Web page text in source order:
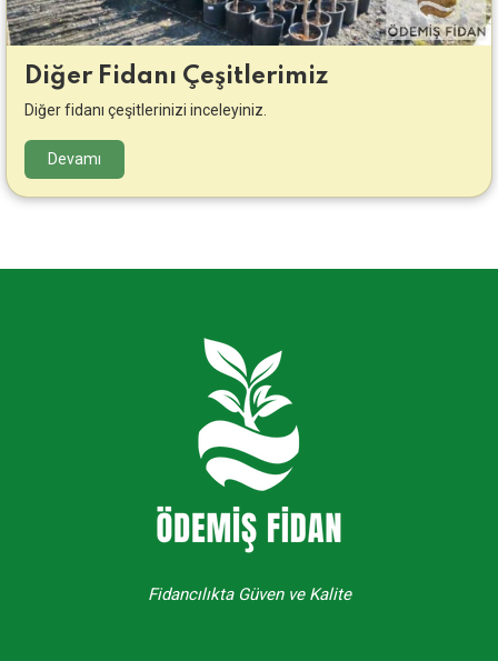
Diğer Fidanı Çeşitlerimiz
Diğer fidanı çeşitlerinizi inceleyiniz.
Devamı
Fidancılıkta Güven ve Kalite